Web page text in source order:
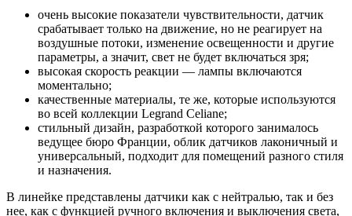
очень высокие показатели чувствительности, датчик
срабатывает только на движение, но не реагирует на
воздушные потоки, изменение освещенности и другие
параметры, а значит, свет не будет включаться зря;
высокая скорость реакции — лампы включаются
моментально;
качественные материалы, те же, которые используются
во всей коллекции Legrand Celiane;
стильный дизайн, разработкой которого занималось
ведущее бюро Франции, облик датчиков лаконичный и
универсальный, подходит для помещений разного стиля
и назначения.
В линейке представлены датчики как с нейтралью, так и без
нее, как с функцией ручного включения и выключения света,